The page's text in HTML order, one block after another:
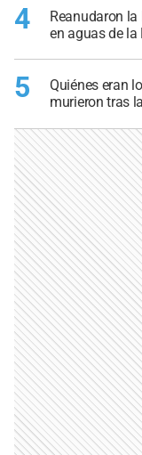
4
Reanudaron
en aguas de
5
Quiénes eran
murieron tras